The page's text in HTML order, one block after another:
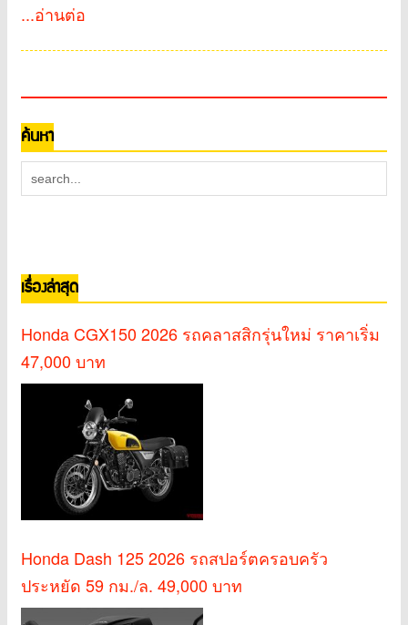
...อ่านต่อ
ค้นหา
เรื่องล่าสุด
Honda CGX150 2026 รถคลาสสิกรุ่นใหม่ ราคาเริ่ม
47,000 บาท
Honda Dash 125 2026 รถสปอร์ตครอบครัว
ประหยัด 59 กม./ล. 49,000 บาท